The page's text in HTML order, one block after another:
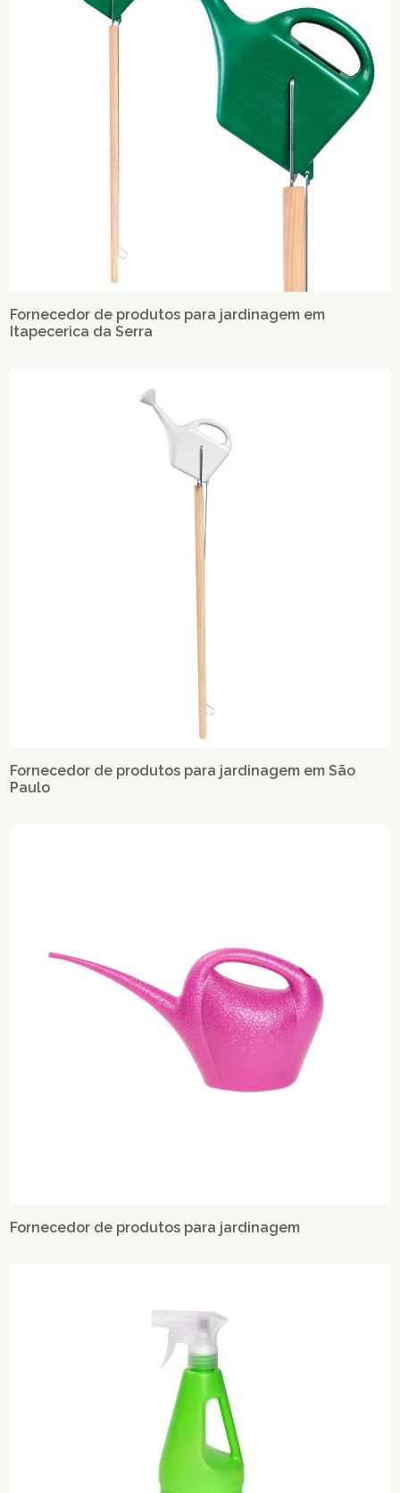
Fornecedor de produtos para jardinagem em
Itapecerica da Serra
Fornecedor de produtos para jardinagem em São
Paulo
Fornecedor de produtos para jardinagem